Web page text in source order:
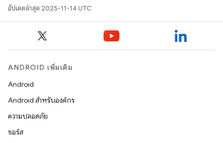
อัปเดตล่าสุด 2025-11-14 UTC
ANDROID เพิ่มเติม
Android
Android สำหรับองค์กร
ความปลอดภัย
ซอร์ส